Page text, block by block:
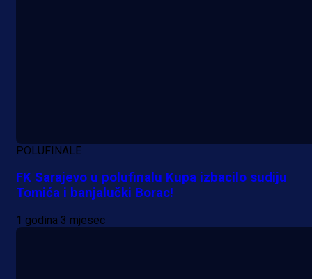
POLUFINALE
FK Sarajevo u polufinalu Kupa izbacilo sudiju
Tomića i banjalučki Borac!
1 godina 3 mjesec